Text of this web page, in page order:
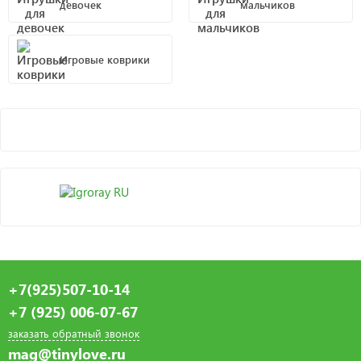
девочек мальчиков
Игровые коврики
+7(925)507-10-14
+7 (925) 006-07-67
заказать обратный звонок
mag@tinylove.ru